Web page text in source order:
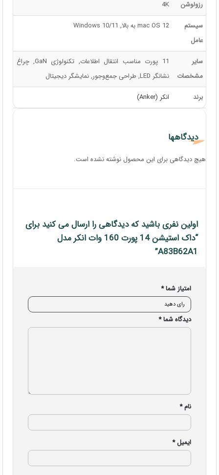
انتقال
داده‌ها
رزولوشن
سیستم
عامل
mac OS 12 به بالا, Windows 10/11
سایر
برند انکر (Anker)
نظرات (0)
هیچ دیدگاهی برای این محصول نوشته نشده است.
اولین نفری باشید که دیدگاهی را ارسال می کنید برای
‌A83B62A1”